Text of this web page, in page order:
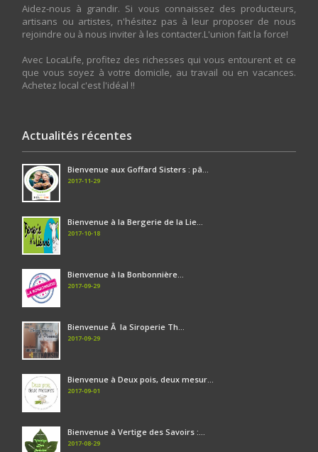
Aidez-nous à grandir. Si vous connaissez des producteurs,
artisans ou artistes, n'hésitez pas à leur proposer de nous
rejoindre ou à nous inviter à les contacter.L'union fait la force!
Avec LocaLife, profitez des richesses qui vous entourent et ce
que vous soyez à votre domicile, au travail ou en vacances.
Achetez local c'est l'idéal !!
Actualités récentes
Bienvenue aux Goffard Sisters : pâ...
2017-11-29
Bienvenue à la Bergerie de la Lie...
2017-10-18
Bienvenue à la Bonbonnière...
2017-09-29
Bienvenue Ã la Siroperie Th...
2017-09-29
Bienvenue à Deux pois, deux mesur...
2017-09-01
Bienvenue à Vertige des Savoirs :...
2017-08-29